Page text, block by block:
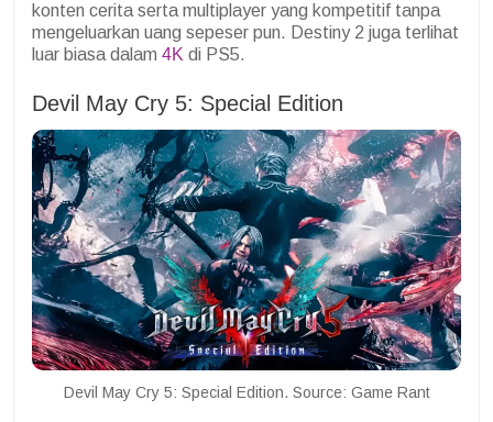
konten cerita serta multiplayer yang kompetitif tanpa
mengeluarkan uang sepeser pun. Destiny 2 juga terlihat
luar biasa dalam 4K di PS5.
Devil May Cry 5: Special Edition
Devil May Cry 5: Special Edition. Source: Game Rant